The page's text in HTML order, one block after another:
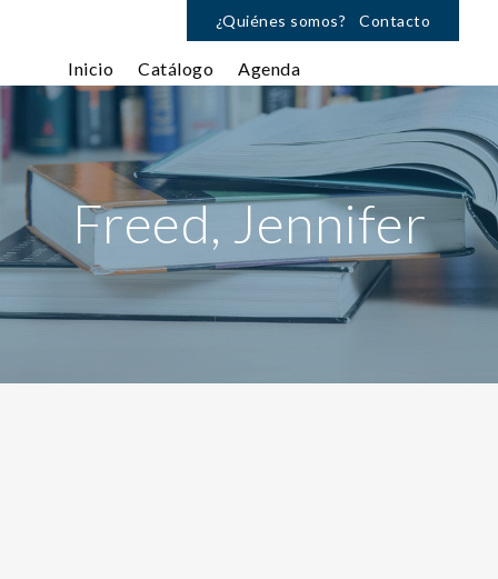
¿Quiénes somos? Contacto
Inicio Catálogo Agenda
Freed, Jennifer